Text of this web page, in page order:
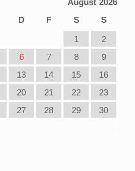
August 2026
D F S
S
1
2
6 7 8
9
13 14 15
16
20 21 22
23
27 28 29
30